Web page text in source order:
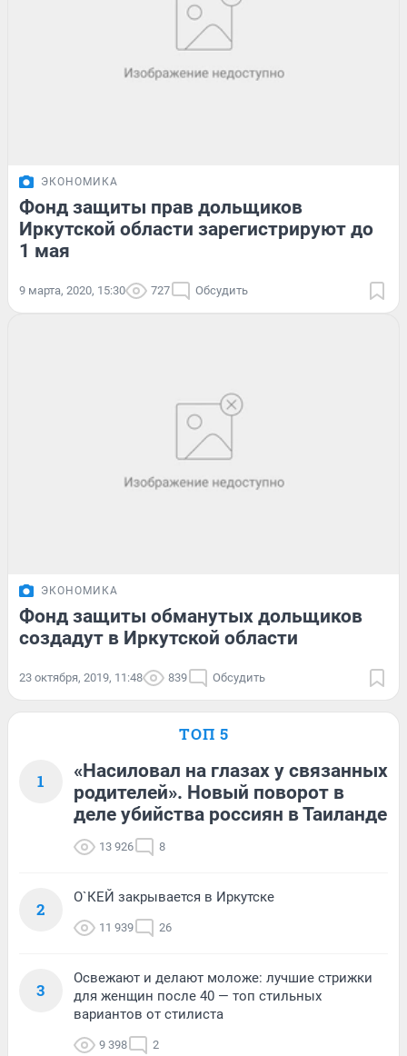
ЭКОНОМИКА
Фонд защиты прав дольщиков
Иркутской области зарегистрируют до
1 мая
9 марта, 2020, 15:30 727 Обсудить
ЭКОНОМИКА
Фонд защиты обманутых дольщиков
создадут в Иркутской области
23 октября, 2019, 11:48 839 Обсудить
ТОП 5
1
«Насиловал на глазах у связанных
родителей». Новый поворот в
деле убийства россиян в Таиланде
13 926 8
2
О`КЕЙ закрывается в Иркутске
11 939 26
3
Освежают и делают моложе: лучшие стрижки
для женщин после 40 — топ стильных
вариантов от стилиста
9 398 2